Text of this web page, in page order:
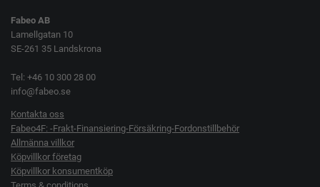
Fabeo AB
Lamellgatan 10
SE-261 35 Landskrona
Tel: +46 10 300 28 00
info@fabeo.se
Kontakta oss
Fabeo4F: -Frakt-Finansiering-Försäkring-Fordonstillbehör
Allmänna villkor
Köpvillkor företag
Köpvillkor konsumentköp